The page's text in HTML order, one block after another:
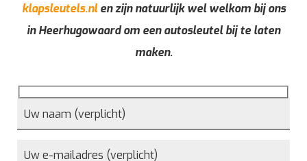
klapsleutels.nlen zijn natuurlijk wel welkom bij ons
in Heerhugowaard om een autosleutel bij te laten
maken.